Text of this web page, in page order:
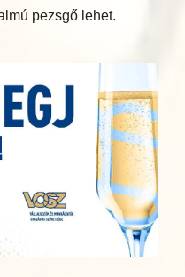
pezsgő lehet.